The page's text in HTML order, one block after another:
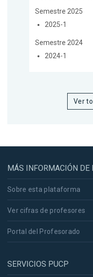
Semestre 2025
2025-1
Semestre 2024
2024-1
Ver
MÁS INFORMACIÓN DE
Sobre esta plataforma
Ver cifras de profesores
Portal del Profesorado
SERVICIOS PUCP